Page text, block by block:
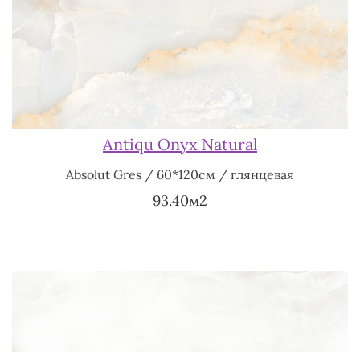
Antiqu Onyx Natural
Absolut Gres / 60*120см / глянцевая
93.40м2